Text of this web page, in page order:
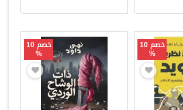
خصم 10
%
خصم 10
%